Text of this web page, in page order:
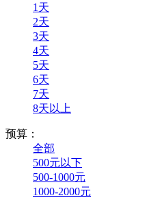
1天
2天
3天
4天
5天
6天
7天
8天以上
预算：
全部
500元以下
500-1000元
1000-2000元